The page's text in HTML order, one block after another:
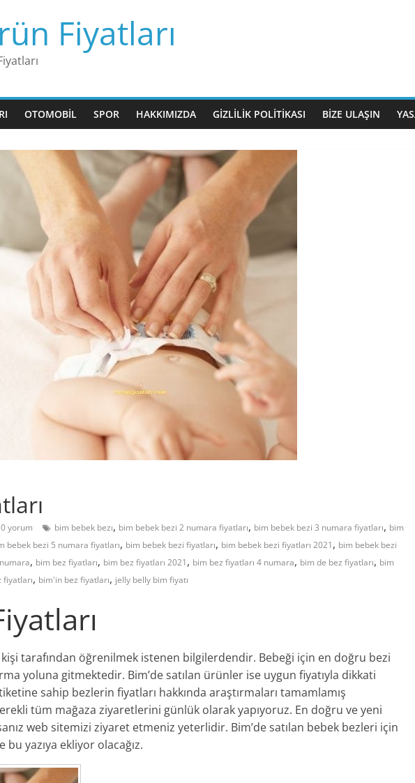
Fiyatları
OTOMOBIL SPOR HAKKIMIZDA GIZLILIK POLITIKASI BIZE ULAŞIN
0 yorum bim bebek bezı, bim bebek bezi 2 numara fiyatları, bim bebek bezi 3 numara fiyatları, bim
bebek bezi 5 numara fiyatları, bim bebek bezi fiyatları, bim bebek bezi fiyatları 2021, bim bebek bezi
, bim bez fiyatları, bim bez fiyatları 2021, bim bez fiyatları 4 numara, bim de bez fiyatları, bim
, bim'in bez fiyatları, jelly belly bim fiyatı
tarafından öğrenilmek istenen bilgilerdendir. Bebeği için en doğru bezi
yoluna gitmektedir. Bim’de satılan ürünler ise uygun fiyatıyla dikkati
sahip bezlerin fiyatları hakkında araştırmaları tamamlamış
tüm mağaza ziyaretlerini günlük olarak yapıyoruz. En doğru ve yeni
web sitemizi ziyaret etmeniz yeterlidir. Bim’de satılan bebek bezleri için
yazıya ekliyor olacağız.